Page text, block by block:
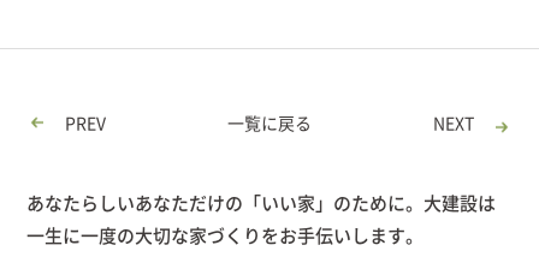
PREV 一覧に戻る NEXT
あなたらしいあなただけの「いい家」のために。大建設は
一生に一度の大切な家づくりをお手伝いします。